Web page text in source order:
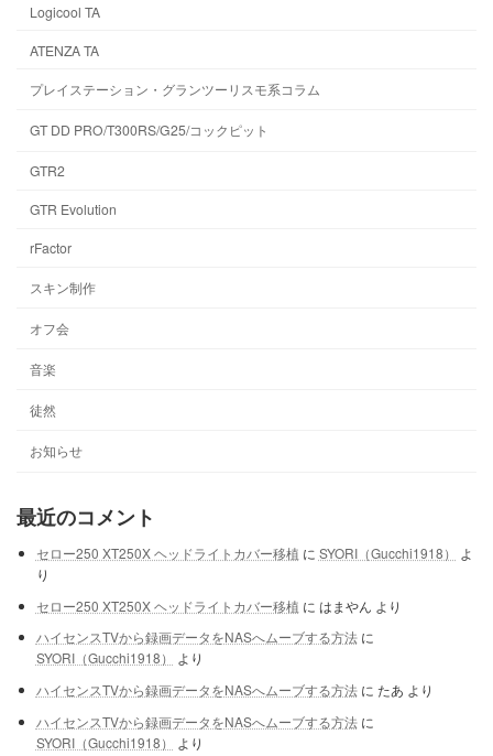
Logicool TA
ATENZA TA
プレイステーション・グランツーリスモ系コラム
GT DD PRO/T300RS/G25/コックピット
GTR2
GTR Evolution
rFactor
スキン制作
オフ会
音楽
徒然
お知らせ
最近のコメント
セロー250 XT250X ヘッドライトカバー移植 に SYORI（Gucchi1918）
よ
り
セロー250 XT250X ヘッドライトカバー移植 に はまやん より
ハイセンスTVから録画データをNASへムーブする方法に
SYORI（Gucchi1918）
より
ハイセンスTVから録画データをNASへムーブする方法に たあ より
ハイセンスTVから録画データをNASへムーブする方法に
SYORI（Gucchi1918）
より